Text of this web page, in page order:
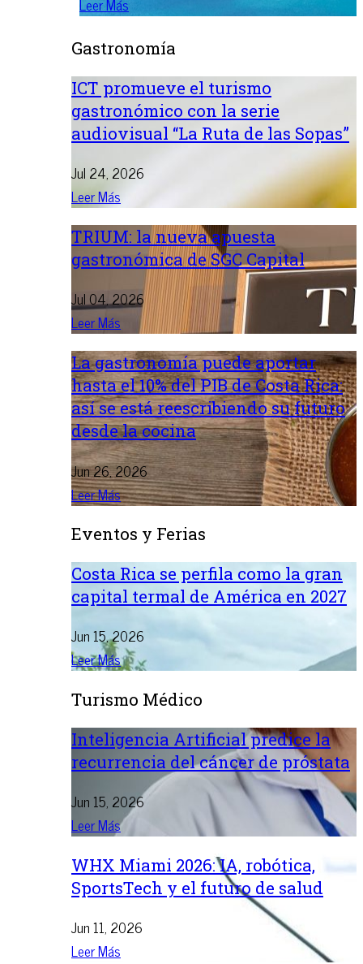
Gastronomía
ICT promueve el turismo
gastronómico con la serie
audiovisual “La Ruta de las Sopas”
Jul 24, 2026
Leer Más
TRIUM: la nueva apuesta
gastronómica de SGC Capital
Jul 04, 2026
Leer Más
La gastronomía puede aportar
hasta el 10% del PIB de Costa Rica:
así se está reescribiendo su futuro
desde la cocina
Jun 26, 2026
Leer Más
Eventos y Ferias
Costa Rica se perfila como la gran
capital termal de América en 2027
Jun 15, 2026
Leer Más
Turismo Médico
Inteligencia Artificial predice la
recurrencia del cáncer de próstata
Jun 15, 2026
Leer Más
WHX Miami 2026: IA, robótica,
SportsTech y el futuro de salud
Jun 11, 2026
Leer Más